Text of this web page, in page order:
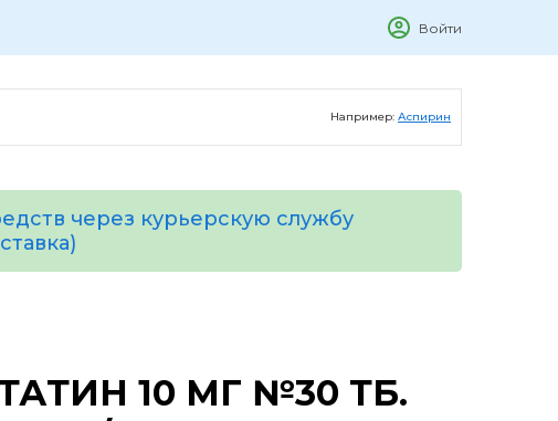
Войти
Например: Аспирин
через курьерскую службу
10 МГ №30 ТБ.